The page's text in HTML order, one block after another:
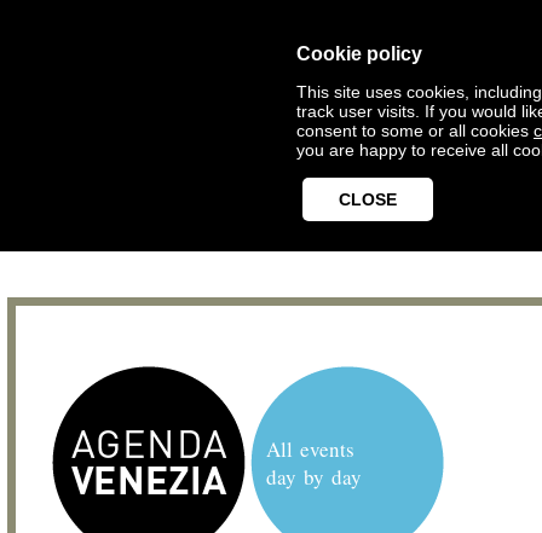
Cookie policy
This site uses cookies,
track user visits. If you would
consent to some or all cookies
you are happy to receive all
CLOSE
All events
day by day